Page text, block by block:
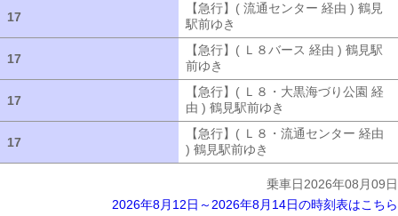
17
【急行】( 流通センター 経由 ) 鶴見
駅前ゆき
17
【急行】( Ｌ８バース 経由 ) 鶴見駅
前ゆき
17
【急行】( Ｌ８・大黒海づり公園 経
由 ) 鶴見駅前ゆき
17
【急行】( Ｌ８・流通センター 経由
) 鶴見駅前ゆき
乗車日2026年08月09日
2026年8月12日～2026年8月14日の時刻表はこちら